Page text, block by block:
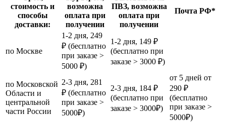
стоимость и
способы
доставки:
возможна
оплата при
получении
ПВЗ, возможна
оплата при
получении
Почта РФ*
по Москве
1-2 дня, 249
₽ (бесплатно
при заказе >
5000 ₽)
1-2 дня, 149 ₽
(бесплатно при
заказе > 3000 ₽)
по Московской
Области и
центральной
части России
2-3 дня, 281
₽ (бесплатно
при заказе >
5000₽)
2-3 дня, 184 ₽
(бесплатно при
заказе > 3000₽)
от 5 дней от
290 ₽
(бесплатно
при заказе >
5000₽)